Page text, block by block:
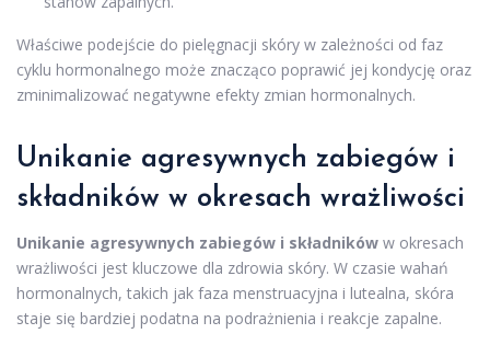
Właściwe podejście do pielęgnacji skóry w zależności od faz
cyklu hormonalnego może znacząco poprawić jej kondycję oraz
zminimalizować negatywne efekty zmian hormonalnych.
Unikanie agresywnych zabiegów i
składników w okresach wrażliwości
Unikanie agresywnych zabiegów i składników w okresach
wrażliwości jest kluczowe dla zdrowia skóry. W czasie wahań
hormonalnych, takich jak faza menstruacyjna i lutealna, skóra
staje się bardziej podatna na podrażnienia i reakcje zapalne.